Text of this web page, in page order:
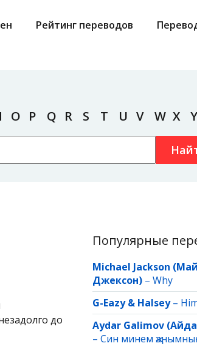
Рейтинг переводов
O P Q R S T U V W X Y
до
Популярные
Michael Jackson
Джексон) – Why
G-Eazy & Halsey–
Aydar Galimov
– Син минем